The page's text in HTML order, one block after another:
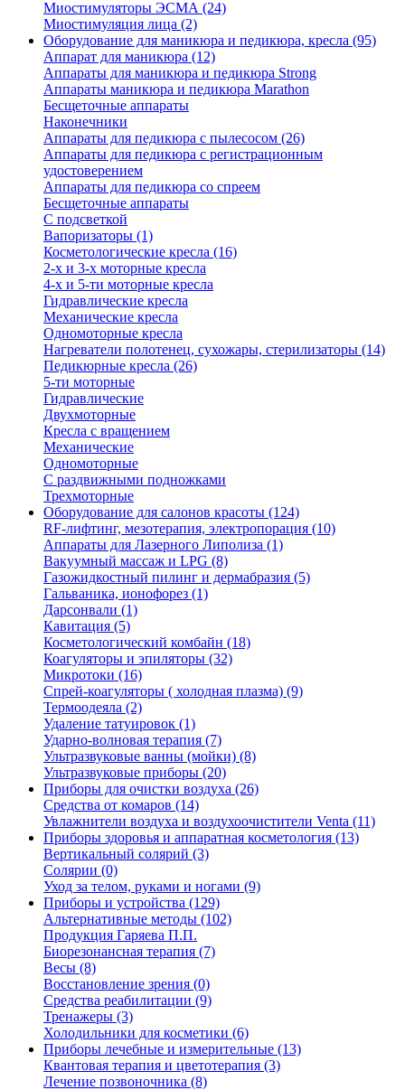
Миостимуляторы ЭСМА (24)
Миостимуляция лица (2)
Оборудование для маникюра и педикюра, кресла (95)
Аппарат для маникюра (12)
Аппараты для маникюра и педикюра Strong
Аппараты маникюра и педикюра Marathon
Бесщеточные аппараты
Наконечники
Аппараты для педикюра с пылесосом (26)
Аппараты для педикюра с регистрационным
удостоверением
Аппараты для педикюра со спреем
Бесщеточные аппараты
С подсветкой
Вапоризаторы (1)
Косметологические кресла (16)
2-х и 3-х моторные кресла
4-х и 5-ти моторные кресла
Гидравлические кресла
Механические кресла
Одномоторные кресла
Нагреватели полотенец, сухожары, стерилизаторы (14)
Педикюрные кресла (26)
5-ти моторные
Гидравлические
Двухмоторные
Кресла с вращением
Механические
Одномоторные
С раздвижными подножками
Трехмоторные
Оборудование для салонов красоты (124)
RF-лифтинг, мезотерапия, электропорация (10)
Аппараты для Лазерного Липолиза (1)
Вакуумный массаж и LPG (8)
Газожидкостный пилинг и дермабразия (5)
Гальваника, ионофорез (1)
Дарсонвали (1)
Кавитация (5)
Коcметологический комбайн (18)
Коагуляторы и эпиляторы (32)
Микротоки (16)
Спрей-коагуляторы ( холодная плазма) (9)
Термоодеяла (2)
Удаление татуировок (1)
Ударно-волновая терапия (7)
Ультразвуковые ванны (мойки) (8)
Ультразвуковые приборы (20)
Приборы для очистки воздуха (26)
Средства от комаров (14)
Увлажнители воздуха и воздухоочистители Venta (11)
Приборы здоровья и аппаратная косметология (13)
Вертикальный солярий (3)
Солярии (0)
Уход за телом, руками и ногами (9)
Приборы и устройства (129)
Альтернативные методы (102)
Продукция Гаряева П.П.
Биорезонансная терапия (7)
Весы (8)
Восстановление зрения (0)
Средства реабилитации (9)
Тренажеры (3)
Холодильники для косметики (6)
Приборы лечебные и измерительные (13)
Квантовая терапия и цветотерапия (3)
Лечение позвоночника (8)